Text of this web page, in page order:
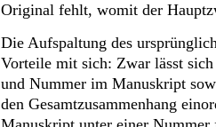
Original fehlt, womit der
Die Aufspaltung des
Vorteile mit sich: Zwar lässt
und Nummer im Manuskript
den Gesamtzusammenhang